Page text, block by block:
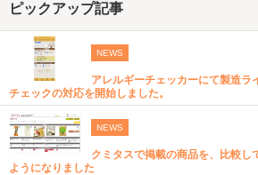
ピックアップ記事
NEWS
アレルギーチェッカーにて製造ラ
チェックの対応を開始しました。
NEWS
クミタスで掲載の商品を、比較し
ようになりました